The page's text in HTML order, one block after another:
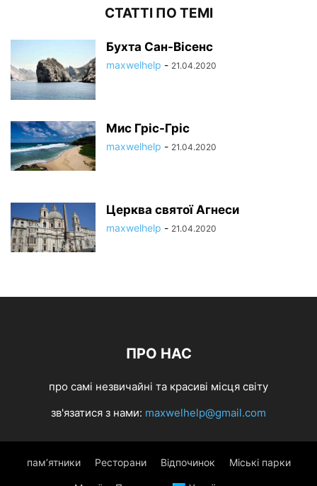
СТАТТІ ПО ТЕМІ
Бухта Сан-Вісенс
maxwelhelp - 21.04.2020
Мис Гріс-Гріс
maxwelhelp - 21.04.2020
Церква святої Агнеси
maxwelhelp - 21.04.2020
ПРО НАС
про самі незвичайні та красиві місця світу
зв'язатися з нами: maxwelhelp@gmail.com
пам’ятники Ресторани Відпочинок Міські парки